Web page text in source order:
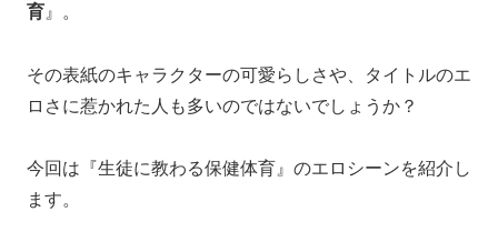
育 』。
その表紙のキャラクターの可愛らしさや、タイトルのエ
ロさに惹かれた人も多いのではないでしょうか？
今回は『生徒に教わる保健体育』のエロシーンを紹介し
ます。